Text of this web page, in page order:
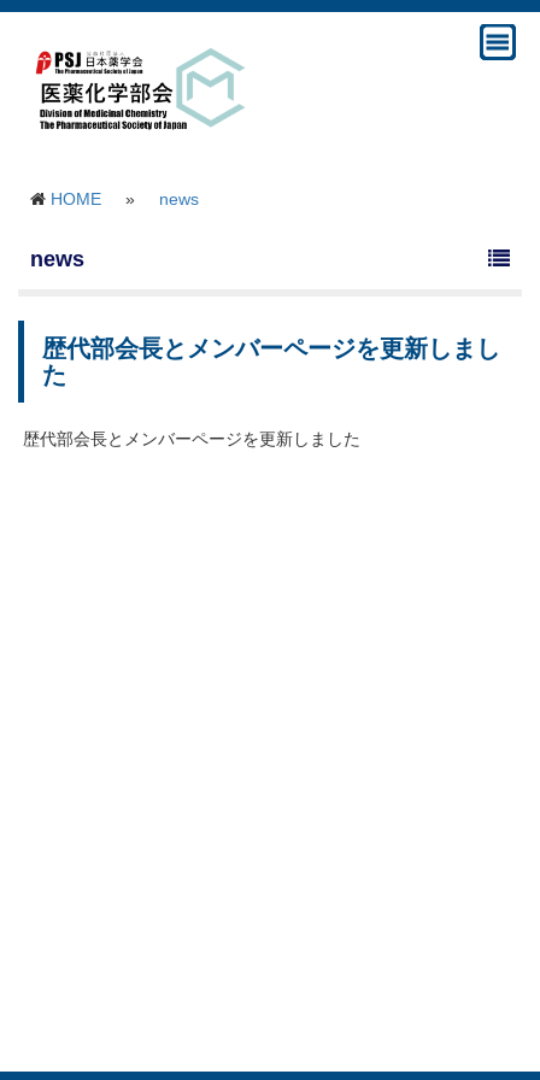
HOME » news
news
歴代部会長とメンバーページを更新しまし
た
歴代部会長とメンバーページを更新しました